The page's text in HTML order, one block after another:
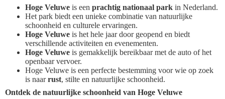
Hoge Veluwe is een prachtig nationaal park in Nederland.
Het park biedt een unieke combinatie van natuurlijke
schoonheid en culturele ervaringen.
Hoge Veluwe is het hele jaar door geopend en biedt
verschillende activiteiten en evenementen.
Hoge Veluwe is gemakkelijk bereikbaar met de auto of het
openbaar vervoer.
Hoge Veluwe is een perfecte bestemming voor wie op zoek
is naarrust, stilte en natuurlijke schoonheid.
Ontdek de natuurlijke schoonheid van Hoge Veluwe